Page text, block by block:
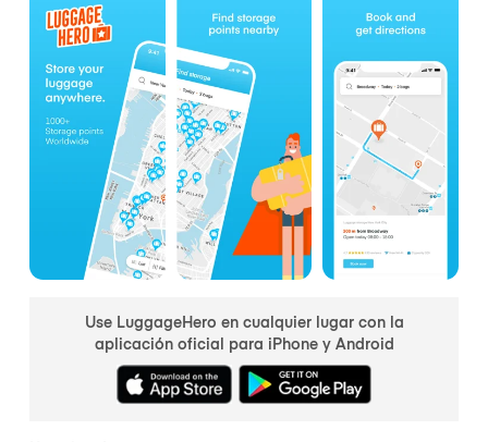
Use LuggageHero en cualquier lugar con la
aplicación oficial para iPhone y Android